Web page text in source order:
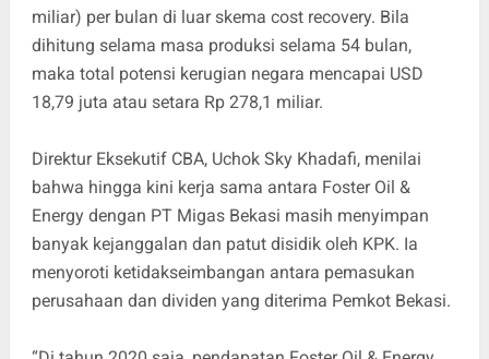
miliar) per bulan di luar skema cost recovery. Bila
dihitung selama masa produksi selama 54 bulan,
maka total potensi kerugian negara mencapai USD
18,79 juta atau setara Rp 278,1 miliar.
Direktur Eksekutif CBA, Uchok Sky Khadafi, menilai
bahwa hingga kini kerja sama antara Foster Oil &
Energy dengan PT Migas Bekasi masih menyimpan
banyak kejanggalan dan patut disidik oleh KPK. Ia
menyoroti ketidakseimbangan antara pemasukan
perusahaan dan dividen yang diterima Pemkot Bekasi.